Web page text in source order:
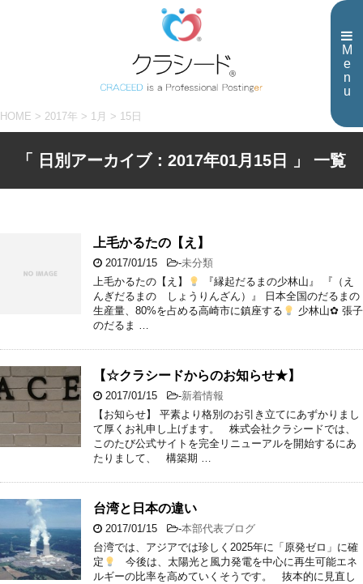
M
e
n
u
HOME > 2017年 > 1月 > 15日
「 日別アーカイブ：2017年01月15日 」 一覧
上毛かるたの【え】
2017/01/15 -未分類
上毛かるたの【え】
『縁起だるまの少林山』 『（え
んぎだるまの しょうりんざん）』 日本全国のだるまの
生産量、80%を占める高崎市に鎮座する
少林山✿ 張子
のだるま …
【☆クラシードからのお知らせ★】
2017/01/15 -新着情報
【お知らせ】 平素より格別のお引き立てにあずかりまし
て厚くお礼申し上げます。 株式会社クラシードでは、
このたび公式サイトを完全リニューアルを開始するにあ
たりまして、 構築期 …
台湾と日本の違い
2017/01/15 -本部代表ブログ
台湾では、アジアでは珍しく2025年に「原発ゼロ」に確
定
今後は、太陽光と風力発電を中心に再生可能エネ
ルギーの比率を高めていくそうです。 抜本的に見直し